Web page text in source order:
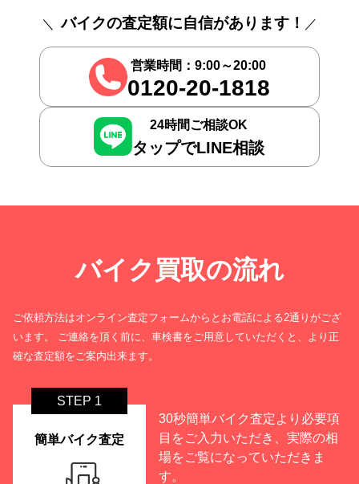
バイクの査定額に自信があります！
営業時間：9:00～20:00
0120-20-1818
24時間ご相談OK
タップでLINE相談
バイク買取の流れ
ご依頼方法はオンライン査定フォームからとお電話による2通りがござ
います。 ご連絡を頂く前に、車検書をご用意していただくと、より正
確な査定額をご案内出来ます。
STEP 1
簡単バイク査定
30秒簡単バイク査定より必要項
目をご入力いただき、実際の相
場をご覧になっていただきま
す。